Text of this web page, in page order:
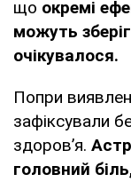
що окремі
можуть
очікувалося.
Попри
зафіксували
здоров’я.
головний